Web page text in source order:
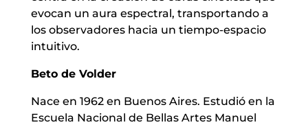
evocan un aura espectral, transportando a
los observadores hacia un tiempo-espacio
intuitivo.
Beto de Volder
Nace en 1962 en Buenos Aires. Estudió en la
Escuela Nacional de Bellas Artes Manuel